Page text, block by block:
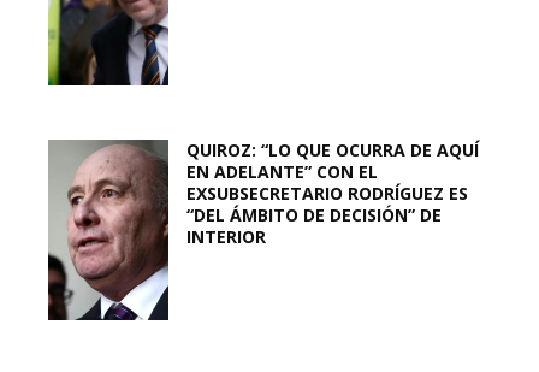
QUIROZ: “LO QUE OCURRA DE AQUÍ
EN ADELANTE” CON EL
EXSUBSECRETARIO RODRÍGUEZ ES
“DEL ÁMBITO DE DECISIÓN” DE
INTERIOR